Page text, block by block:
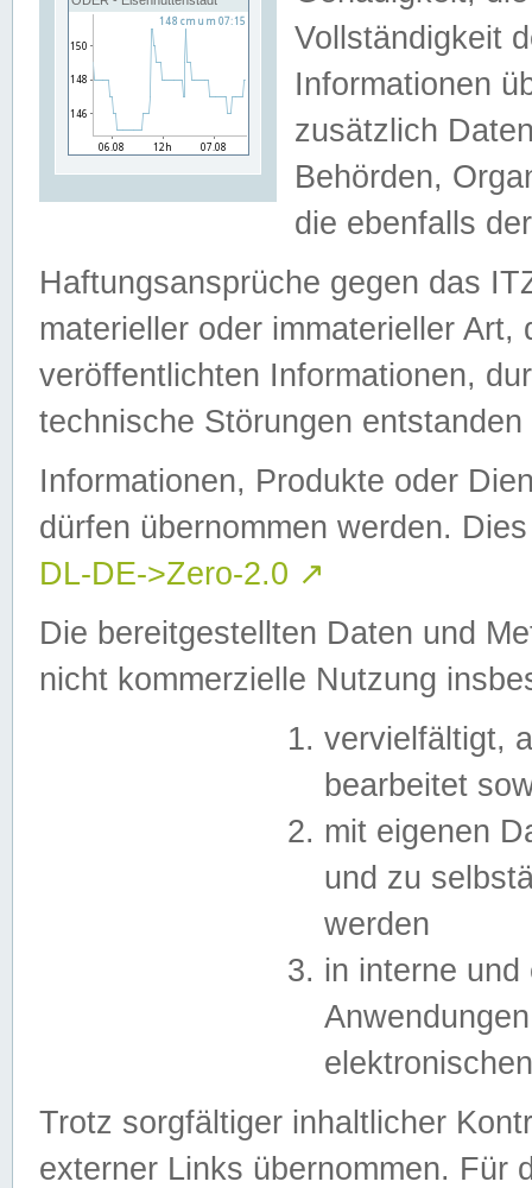
Vollständigkeit
Informationen
zusätzlich
Behörden,
die ebenfalls
Haftungsansprüche gegen das
materieller oder immaterieller
veröffentlichten Informationen,
technische Störungen
Informationen, Produkte oder
dürfen übernommen werden.
DL-DE->Zero-2.0 ↗
Die bereitgestellten Daten und
nicht kommerzielle Nutzung
vervielfältigt,
bearbeitet
mit eigenen
und zu
werden
in interne
Trotz sorgfältiger inhaltlicher
externer Links übernommen. Für